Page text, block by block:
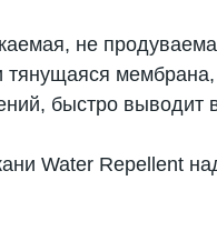
не
тянущаяся мембрана,
быстро выводит
Water Repellent